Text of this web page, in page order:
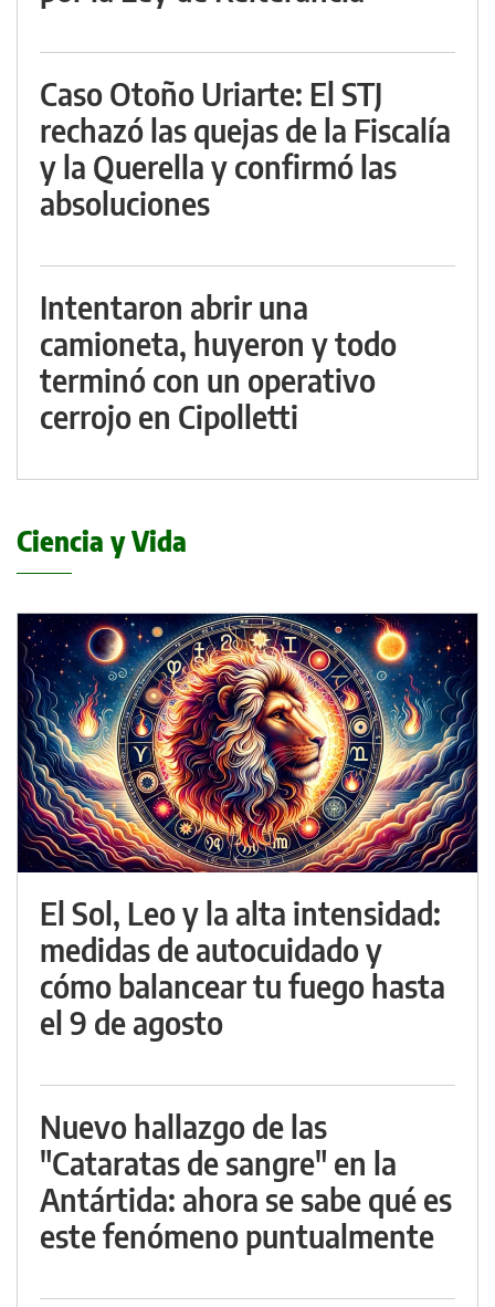
Caso Otoño Uriarte: El STJ
rechazó las quejas de la Fiscalía
y la Querella y confirmó las
absoluciones
Intentaron abrir una
camioneta, huyeron y todo
terminó con un operativo
cerrojo en Cipolletti
Ciencia y Vida
El Sol, Leo y la alta intensidad:
medidas de autocuidado y
cómo balancear tu fuego hasta
el 9 de agosto
Nuevo hallazgo de las
"Cataratas de sangre" en la
Antártida: ahora se sabe qué es
este fenómeno puntualmente